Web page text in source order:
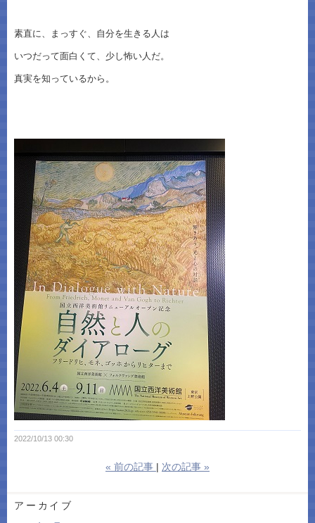
素直に、まっすぐ、自分を生きる人は
いつだって面白くて、少し怖い人だ。
真実を知っているから。
2022/10/13 00:30
« 前の記事 次の記事 »
アーカイブ